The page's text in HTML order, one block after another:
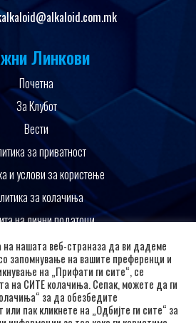
Линкови
Почетна
За Клубот
Вести
за приватност
и услови за користење
за колачиња
на лични податоци
од
нашата веб-страназа да ви дадеме
запомнување на вашите преференци и
на „Прифати ги сите“, се
на СИТЕ колачиња. Сепак, можете да ги
за да обезбедите
пак кликнете на „Одбијте ги сите“ за